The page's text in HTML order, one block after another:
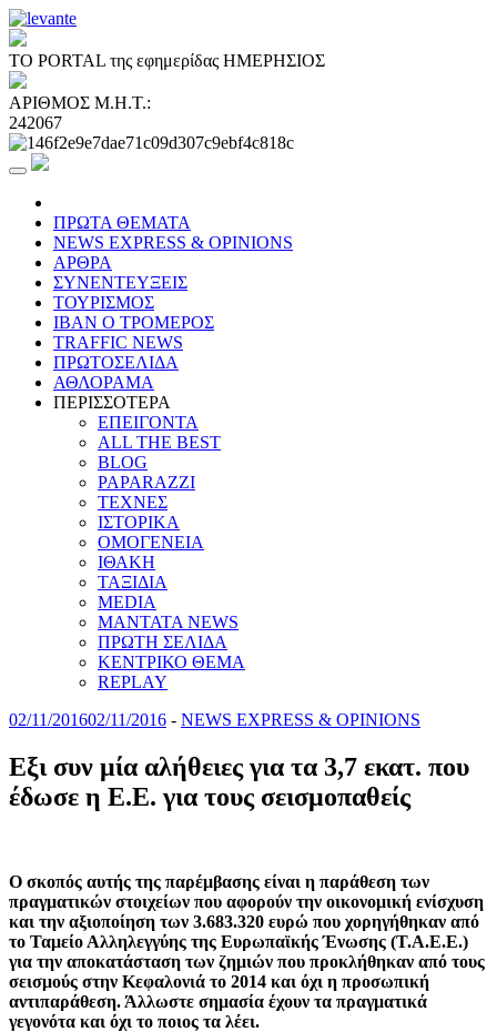
ΤΟ PORTAL της εφημερίδας ΗΜΕΡΗΣΙΟΣ
ΑΡΙΘΜΟΣ Μ.Η.Τ.:
242067
ΠΡΩΤΑ ΘΕΜΑΤΑ
NEWS EXPRESS & OPINIONS
ΑΡΘΡΑ
ΣΥΝΕΝΤΕΥΞΕΙΣ
ΤΟΥΡΙΣΜΟΣ
ΙΒΑΝ Ο ΤΡΟΜΕΡΟΣ
TRAFFIC NEWS
ΠΡΩΤΟΣΕΛΙΔΑ
ΑΘΛΟΡΑΜΑ
ΠΕΡΙΣΣΟΤΕΡΑ
ΕΠΕΙΓΟΝΤΑ
ALL THE BEST
BLOG
PAPARAZZI
ΤΕΧΝΕΣ
ΙΣΤΟΡΙΚΑ
ΟΜΟΓΕΝΕΙΑ
ΙΘΑΚΗ
ΤΑΞΙΔΙΑ
MEDIA
MANTATA NEWS
ΠΡΩΤΗ ΣΕΛΙΔΑ
ΚΕΝΤΡΙΚΟ ΘΕΜΑ
REPLAY
02/11/201602/11/2016 - NEWS EXPRESS & OPINIONS
Eξι συν μία αλήθειες για τα 3,7 εκατ. που
έδωσε η Ε.Ε. για τους σεισμοπαθείς
O σκοπός αυτής της παρέμβασης είναι η παράθεση των
πραγματικών στοιχείων που αφορούν την οικονομική ενίσχυση
και την αξιοποίηση των 3.683.320 ευρώ που χορηγήθηκαν από
το Ταμείο Αλληλεγγύης της Ευρωπαϊκής Ένωσης (Τ.Α.Ε.Ε.)
για την αποκατάσταση των ζημιών που προκλήθηκαν από τους
σεισμούς στην Κεφαλονιά το 2014 και όχι η προσωπική
αντιπαράθεση. Άλλωστε σημασία έχουν τα πραγματικά
γεγονότα και όχι το ποιος τα λέει.